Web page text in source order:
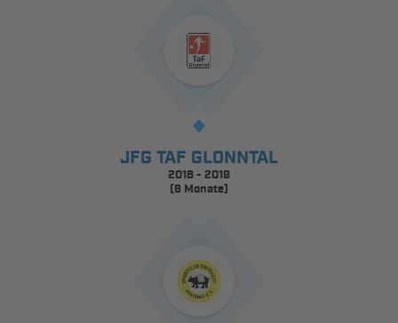
JFG TAF GLONNTAL
2018 - 2019
(6 Monate)